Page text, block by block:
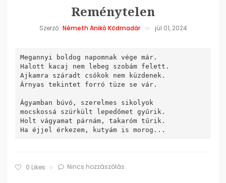
Reménytelen
Szerző: Németh Anikó Ködmadár júl 01, 2024
Megannyi boldog napomnak vége már.
Halott kacaj nem lebeg szobám felett.
Ajkamra száradt csókok nem küzdenek.
Árnyas tekintet forró tüze se vár.
Ágyamban búvó, szerelmes sikolyok
mocskossá szürkült lepedőmet gyűrik.
Holt vágyamat párnám, takaróm tűrik.
0 Likes Nincs hozzászólás